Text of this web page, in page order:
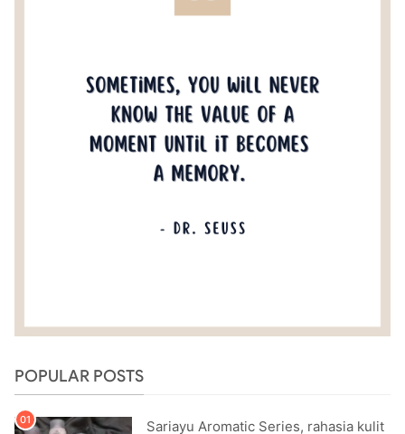
POPULAR POSTS
Sariayu Aromatic Series, rahasia kulit